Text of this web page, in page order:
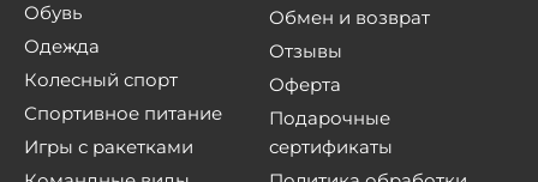
Обувь
Одежда
Колесный спорт
Спортивное питание
Игры с ракетками
Обмен и возврат
Отзывы
Оферта
Подарочные
сертификаты